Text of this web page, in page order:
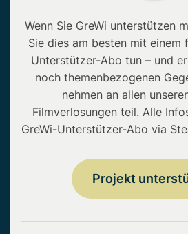
Wenn Sie GreWi unterstützen
Sie dies am besten mit einem
Unterstützer-Abo tun – und
noch themenbezogenen
nehmen an allen
Filmverlosungen teil. Alle
GreWi-Unterstützer-Abo via
Projekt